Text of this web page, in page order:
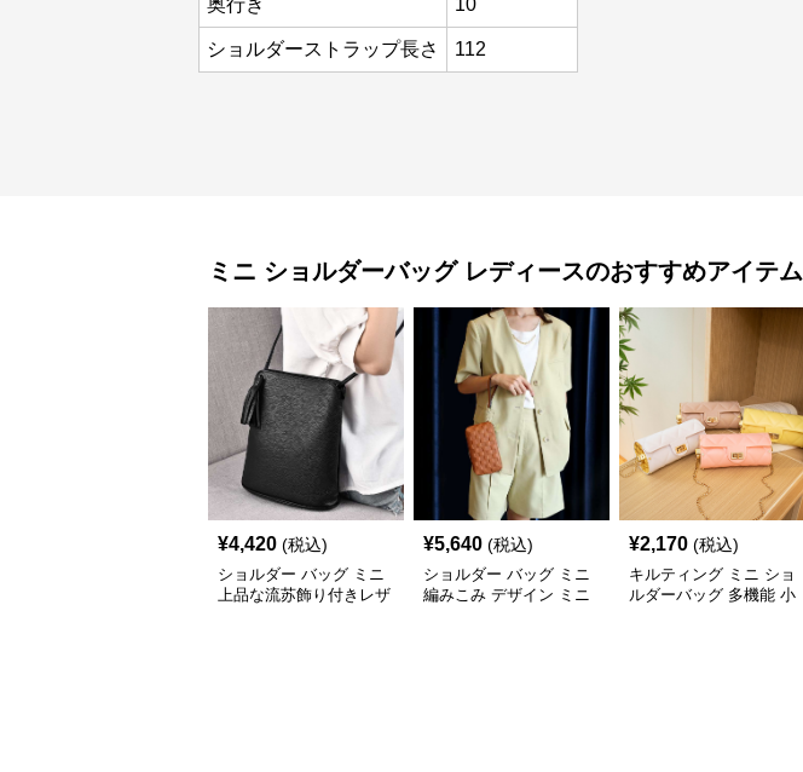
奥行き 10
ショルダーストラップ長さ 112
ミニ ショルダーバッグ レディースのおすすめアイテム
¥4,420 (税込)
ショルダー バッグ ミニ
上品な流苏飾り付きレザ
¥5,640 (税込)
ショルダー バッグ ミニ
編みこみ デザイン ミニ
¥2,170 (税込)
キルティング ミニ ショ
ルダーバッグ 多機能 小